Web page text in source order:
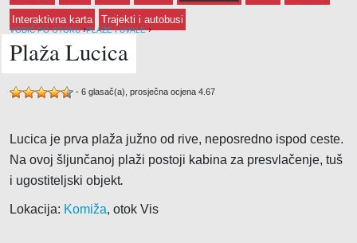
Interaktivna karta Trajekti i autobusi
VODIČ PO OTOKU ›PLAŽE I UVALE ›
Plaža Lucica
- 6 glasač(a), prosječna ocjena 4.67
Lucica je prva plaža južno od rive, neposredno ispod ceste.
Na ovoj šljunčanoj plaži postoji kabina za presvlačenje, tuš
i ugostiteljski objekt.
Lokacija: Komiža, otok Vis